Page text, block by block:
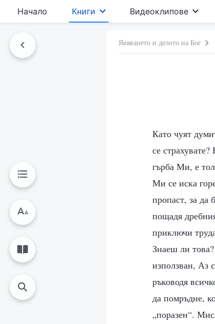
Начало Книги Видеоклипове
Явяването и делото на Бог
Като чуят
се
гърба Ми, е
Ми се иска
пропаст, за
пощадя
приключи
Знаеш ли
използван, Аз
ръководя
да помръдне,
„поразен“.